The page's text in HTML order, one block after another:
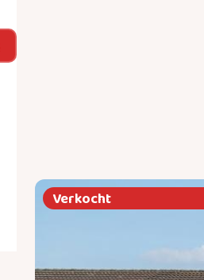
Verkocht